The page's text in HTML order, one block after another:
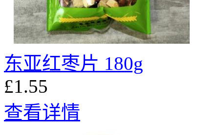
东亚红枣片 180g
£1.55
查看详情